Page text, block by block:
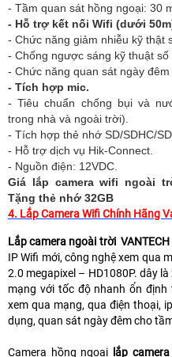
- Tầm quan sát hồng ngoại: 30
- Hỗ trợ kết nối Wifi (dưới
- Chức năng giảm nhiễu kỹ thật
- Chống ngược sáng kỹ thuật số
- Chức năng quan sát ngày đêm
- Tích hợp mic.
- Tiêu chuẩn chống bụi và
trong nhà và ngoài trời).
- Tích hợp thẻ nhớ SD/SDHC/
- Hỗ trợ dịch vụ Hik-Connect.
- Nguồn điện: 12VDC.
Giá lắp camera wifi ngoài
Tặng thẻ nhớ 32GB
4. Lắp Camera Wifi Chính Hãng
Lắp camera ngoài trời VANTECH
IP Wifi mới, công nghệ xem qua
2.0 megapixel – HD1080P. dây
mạng với tốc độ nhanh ổn
xem qua mạng, qua điện thoại,
dụng, quan sát ngày đêm cho
Camera hồng ngoại lắp